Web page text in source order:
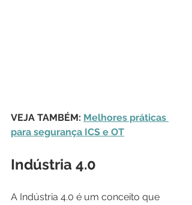
VEJA TAMBÉM: Melhores práticas
para segurança ICS e OT
Indústria 4.0
A Indústria 4.0 é um conceito que